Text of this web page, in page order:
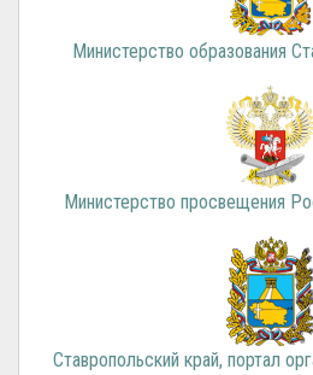
Министерство образования
Министерство просвещения
Ставропольский край, портал